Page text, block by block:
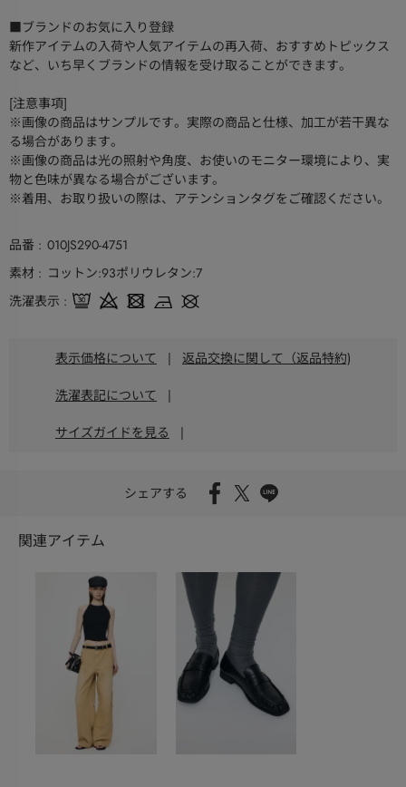
■ブランドのお気に入り登録
新作アイテムの入荷や人気アイテムの再入荷、おすすめトピックス
など、いち早くブランドの情報を受け取ることができます。
[注意事項]
※画像の商品はサンプルです。実際の商品と仕様、加工が若干異な
る場合があります。
※画像の商品は光の照射や角度、お使いのモニター環境により、実
物と色味が異なる場合がございます。
※着用、お取り扱いの際は、アテンションタグをご確認ください。
品番
010JS290-4751
素材
コットン:93ポリウレタン:7
洗濯表示
表示価格について | 返品交換に関して（返品特約)
洗濯表記について |
サイズガイドを見る |
シェアする
関連アイテム